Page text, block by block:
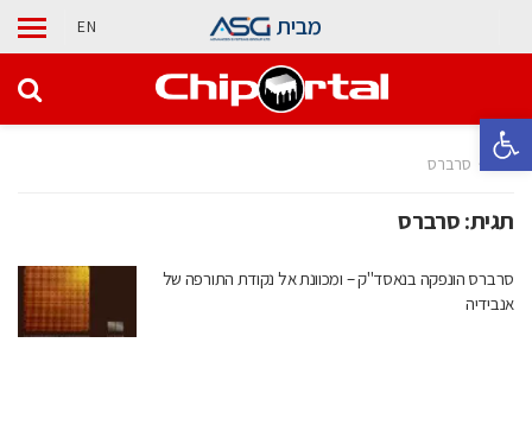
פתח סרגל נגישות
מבית EN
בית סרברס
תגית:סרברס
סרברס הונפקה בנאסד"ק – ומכוונת אל נקודת התורפה של
אנבידיה